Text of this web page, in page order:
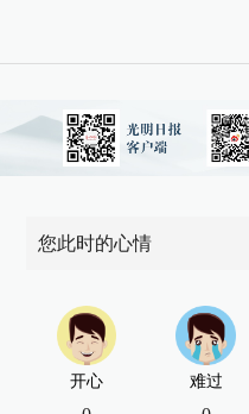
您此时的心情
开心 难过